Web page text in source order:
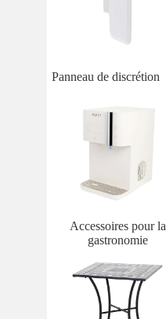
Panneau de discrétion
Accessoires pour la
gastronomie